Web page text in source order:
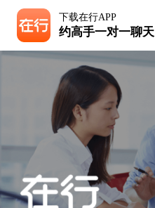
下载在行APP
约高手一对一聊天